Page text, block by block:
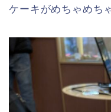
ケーキがめちゃめち